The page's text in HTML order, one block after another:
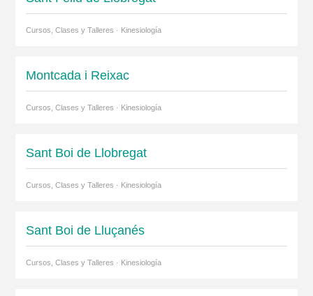
Cursos, Clases y Talleres · Kinesiología
Montcada i Reixac
Cursos, Clases y Talleres · Kinesiología
Sant Boi de Llobregat
Cursos, Clases y Talleres · Kinesiología
Sant Boi de Lluçanés
Cursos, Clases y Talleres · Kinesiología